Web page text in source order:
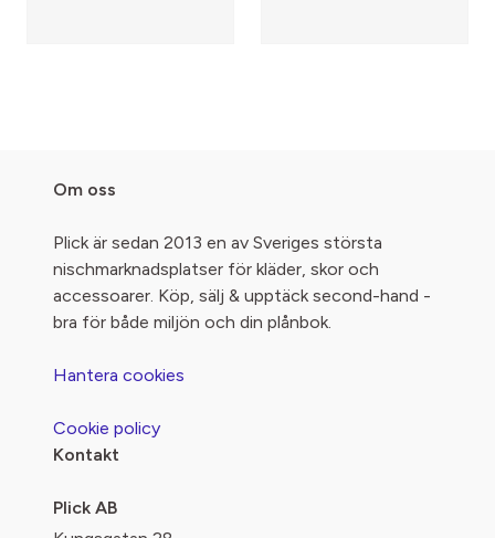
Om oss
Plick är sedan 2013 en av Sveriges största
nischmarknadsplatser för kläder, skor och
accessoarer. Köp, sälj & upptäck second-hand -
bra för både miljön och din plånbok.
Hantera cookies
Cookie policy
Kontakt
Plick AB